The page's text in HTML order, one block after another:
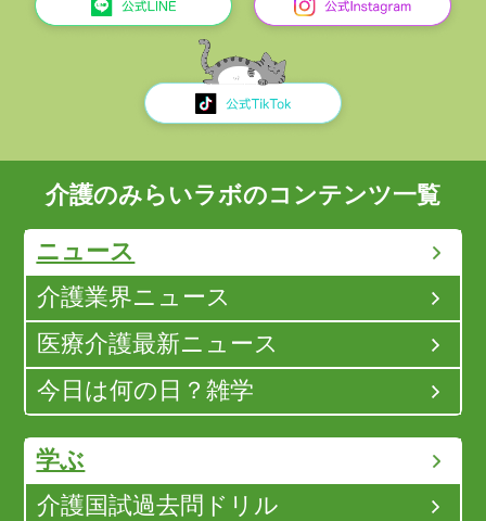
介護のみらいラボのコンテンツ一覧
ニュース
介護業界ニュース
医療介護最新ニュース
今日は何の日？雑学
学ぶ
介護国試過去問ドリル